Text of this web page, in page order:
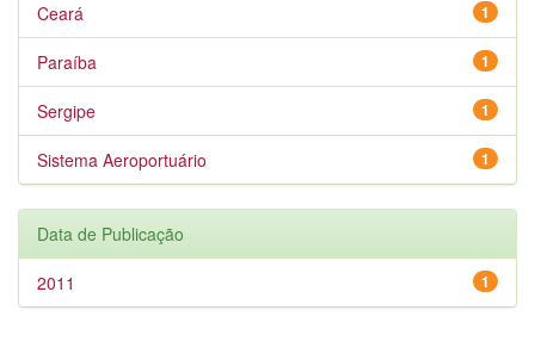
1
Ceará
1
Paraíba
1
Sergipe
1
Sistema Aeroportuário
Data de Publicação
1
2011